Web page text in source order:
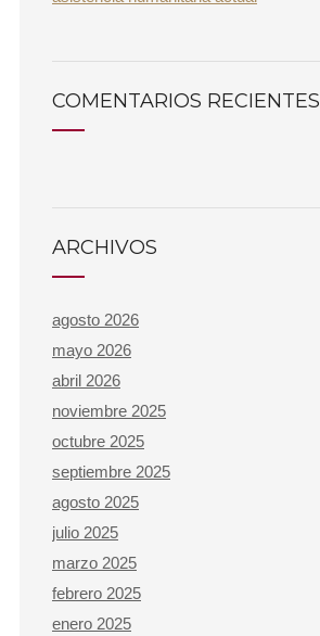
COMENTARIOS RECIENTES
ARCHIVOS
agosto 2026
mayo 2026
abril 2026
noviembre 2025
octubre 2025
septiembre 2025
agosto 2025
julio 2025
marzo 2025
febrero 2025
enero 2025